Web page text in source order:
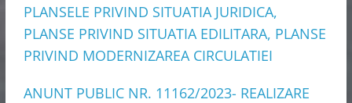
PLANSELE PRIVIND SITUATIA JURIDICA,
PLANSE PRIVIND SITUATIA EDILITARA, PLANSE
PRIVIND MODERNIZAREA CIRCULATIEI
ANUNT PUBLIC NR. 11162/2023- REALIZARE